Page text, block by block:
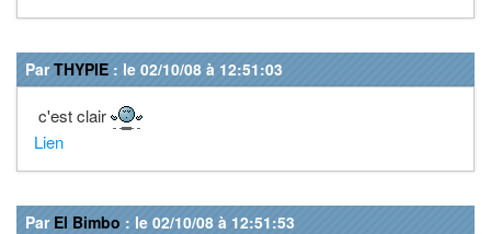
ParTHYPIE : le 02/10/08 à 12:51:03
c'est clair
Lien
Par El Bimbo : le 02/10/08 à 12:51:53